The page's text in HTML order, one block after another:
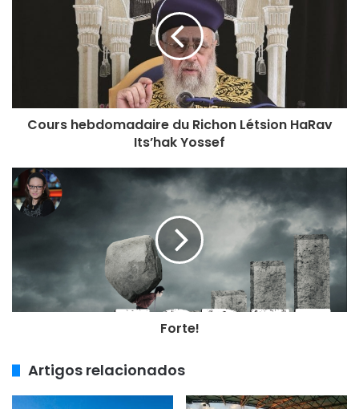
ç
e
e
m
Cours hebdomadaire du Richon Létsion HaRav
Its’hak Yossef
Forte!
Artigos relacionados